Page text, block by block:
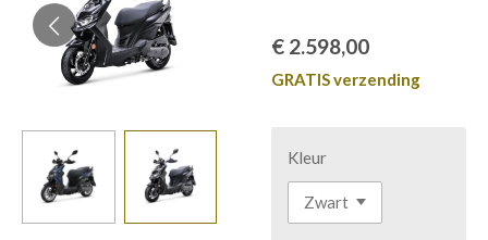
€ 2.598,00
GRATIS verzending
Kleur